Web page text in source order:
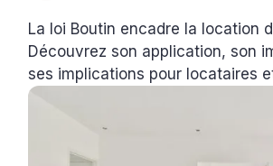
La loi Boutin encadre la location
Découvrez son application, son
ses implications pour locataires